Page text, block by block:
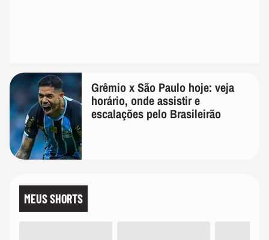
Grêmio x São Paulo hoje: veja
horário, onde assistir e
escalações pelo Brasileirão
MEUS SHORTS